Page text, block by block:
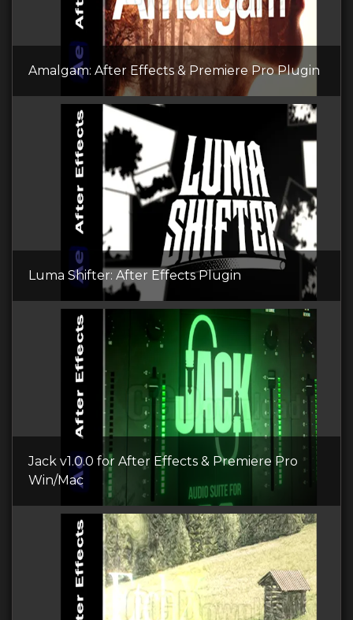
Amalgam: After Effects & Premiere Pro Plugin
Luma Shifter: After Effects Plugin
Jack v1.0.0 for After Effects & Premiere Pro
Win/Mac